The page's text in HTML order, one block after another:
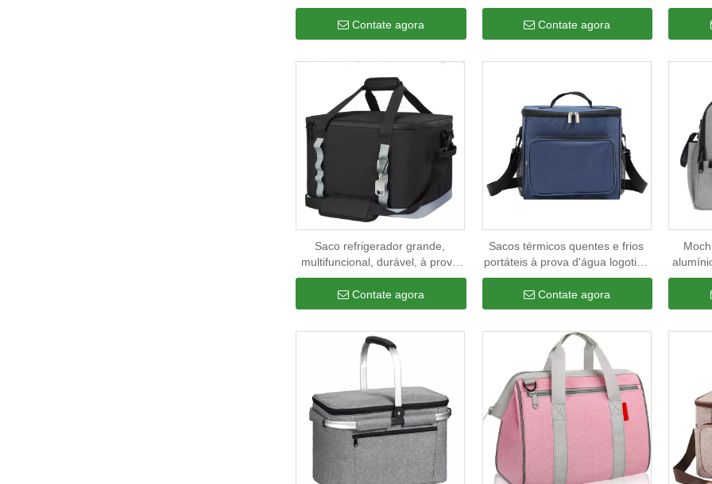
folha de alumínio isolamento
com zíper sacos refrigeradores
bolsa isolada com alça
Contate agora
Oxford, saco refrigerador grosso,
folha de alumínio isolada da
moda, com sacos refrigeradores
Contate agora
para
de
Saco refrigerador grande,
multifuncional, durável, à prova
d'água, para piquenique, cerveja,
comida, bebida, almoço, isolado,
saco refrigerador personalizado
Contate agora
Sacos térmicos quentes e frios
portáteis à prova d'água logotipo
personalizado folha de alumínio
isolado saco refrigerador para
alimentos com alça
Contate agora